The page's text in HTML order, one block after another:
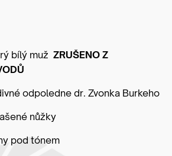
bílý muž ZRUŠENO Z
odpoledne dr. Zvonka Burkeho
nůžky
pod tónem